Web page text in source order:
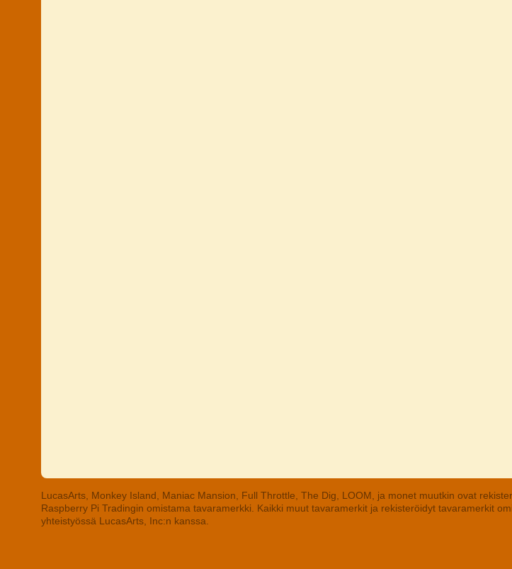
LucasArts, Monkey Island, Maniac Mansion, Full Throttle, The Dig, LOOM, ja monet muutkin ovat
Raspberry Pi Tradingin omistama tavaramerkki. Kaikki muut tavaramerkit ja rekisteröidyt tavaramerkit
yhteistyössä LucasArts, Inc:n kanssa.